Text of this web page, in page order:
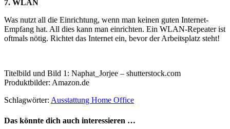
7. WLAN
Was nutzt all die Einrichtung, wenn man keinen guten Internet-
Empfang hat. All dies kann man einrichten. Ein WLAN-Repeater ist
oftmals nötig. Richtet das Internet ein, bevor der Arbeitsplatz steht!
Titelbild und Bild 1: Naphat_Jorjee – shutterstock.com
Produktbilder: Amazon.de
Schlagwörter: Ausstattung Home Office
Das könnte dich auch interessieren …